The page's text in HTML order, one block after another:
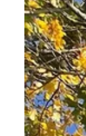
filă
nouă)